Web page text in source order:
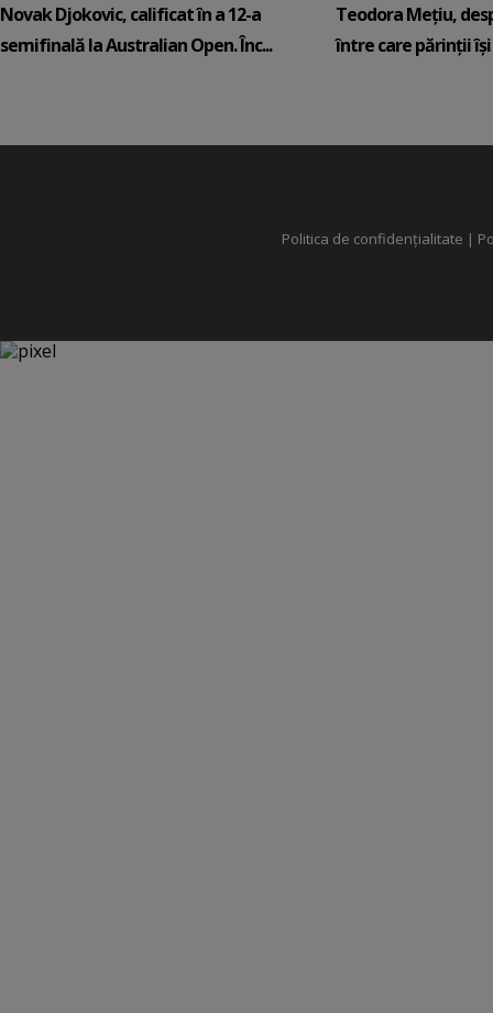
Novak Djokovic, calificat în a 12-a
semifinală la Australian Open. Înc...
Teodora Mețiu,
între care părinții își
Politica de confidențialitate |